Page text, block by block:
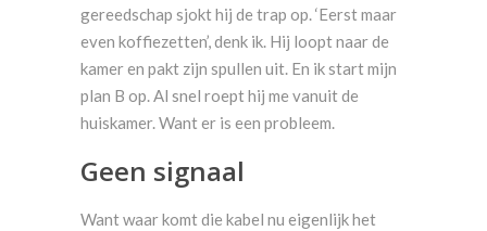
gereedschap sjokt hij de trap op. ‘Eerst maar
even koffiezetten’, denk ik. Hij loopt naar de
kamer en pakt zijn spullen uit. En ik start mijn
plan B op. Al snel roept hij me vanuit de
huiskamer. Want er is een probleem.
Geen signaal
Want waar komt die kabel nu eigenlijk het